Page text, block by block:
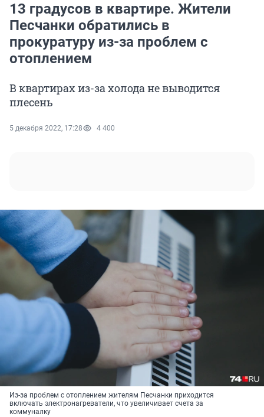
13 градусов в квартире. Жители
Песчанки обратились в
прокуратуру из-за проблем с
отоплением
В квартирах из-за холода не выводится
плесень
5 декабря 2022, 17:28 4 400
Из-за проблем с отоплением жителям Песчанки приходится
включать электронагреватели, что увеличивает счета за
коммуналку